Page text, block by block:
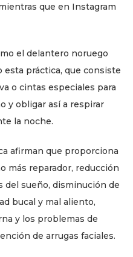
que en Instagram
el delantero noruego
esta práctica, que consiste
o cintas especiales para
y obligar así a respirar
la noche.
afirman que proporciona
más reparador, reducción
del sueño, disminución de
bucal y mal aliento,
y los problemas de
de arrugas faciales.